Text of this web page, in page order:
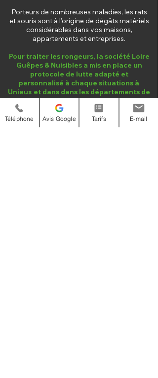
Porteurs de nombreuses maladies, les rats
et souris sont à l’origine de dégâts matériels
considérables dans vos maisons,
appartements et entreprises.
Pour traiter les rongeurs, la société Loire
Guêpes & Nuisibles a mis en place un
protocole de lutte adapté et
personnalisé à chaque situations à
Unieux et dans dans les départements de
la Loire et Haute-Loire.
Téléphone Avis Google Tarifs E-mail